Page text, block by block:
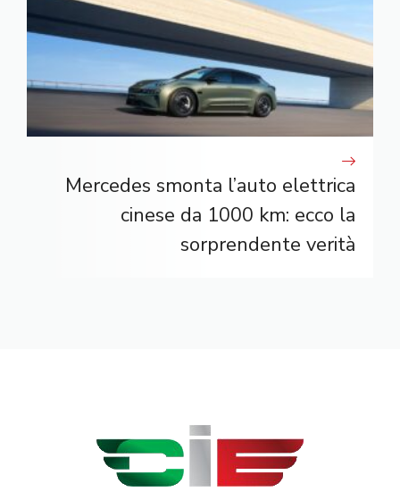
Mercedes smonta l’auto elettrica
cinese da 1000 km: ecco la
sorprendente verità